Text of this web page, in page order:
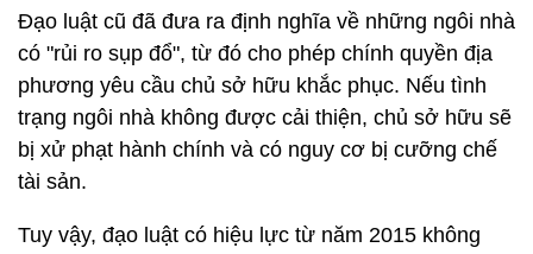
Đạo luật cũ đã đưa ra định nghĩa về những ngôi nhà
có "rủi ro sụp đổ", từ đó cho phép chính quyền địa
phương yêu cầu chủ sở hữu khắc phục. Nếu tình
trạng ngôi nhà không được cải thiện, chủ sở hữu sẽ
bị xử phạt hành chính và có nguy cơ bị cưỡng chế
tài sản.
Tuy vậy, đạo luật có hiệu lực từ năm 2015 không